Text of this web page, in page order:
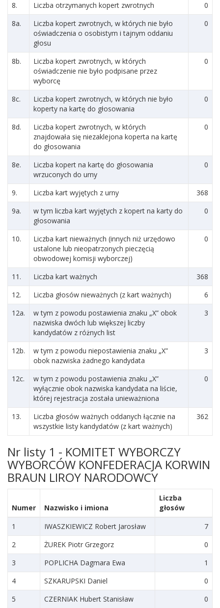
8. Liczba otrzymanych kopert zwrotnych
0
8a.
Liczba kopert zwrotnych, w których nie było
oświadczenia o osobistym i tajnym oddaniu
głosu
0
8b.
Liczba kopert zwrotnych, w których
oświadczenie nie było podpisane przez
wyborcę
0
8c.
Liczba kopert zwrotnych, w których nie było
koperty na kartę do głosowania
0
8d.
Liczba kopert zwrotnych, w których
znajdowała się niezaklejona koperta na kartę
do głosowania
0
8e.
Liczba kopert na kartę do głosowania
wrzuconych do urny
0
9. Liczba kart wyjętych z urny
368
9a.
w tym liczba kart wyjętych z kopert na karty do
głosowania
0
10.
Liczba kart nieważnych (innych niż urzędowo
ustalone lub nieopatrzonych pieczęcią
obwodowej komisji wyborczej)
0
11. Liczba kart ważnych
368
12.
Liczba głosów nieważnych (z kart ważnych)
6
12a.
w tym z powodu postawienia znaku „X” obok
nazwiska dwóch lub większej liczby
kandydatów z różnych list
3
12b.
w tym z powodu niepostawienia znaku „X”
obok nazwiska żadnego kandydata
3
12c.
w tym z powodu postawienia znaku „X”
wyłącznie obok nazwiska kandydata na liście,
której rejestracja została unieważniona
0
13.
Liczba głosów ważnych oddanych łącznie na
wszystkie listy kandydatów (z kart ważnych)
362
Nr listy 1 - KOMITET WYBORCZY
WYBORCÓW KONFEDERACJA KORWIN
BRAUN LIROY NARODOWCY
Numer Nazwisko i imiona
Liczba
głosów
1
IWASZKIEWICZ Robert Jarosław
7
2
ŻUREK Piotr Grzegorz
0
3
POPLICHA Dagmara Ewa
1
4
SZKARUPSKI Daniel
0
5
CZERNIAK Hubert Stanisław 0